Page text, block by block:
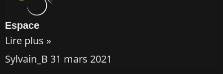
Espace
Lire plus »
Sylvain_B 31 mars 2021